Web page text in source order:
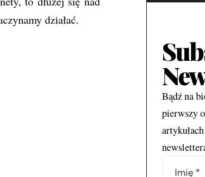
działać.
Bądź na
pierwszy